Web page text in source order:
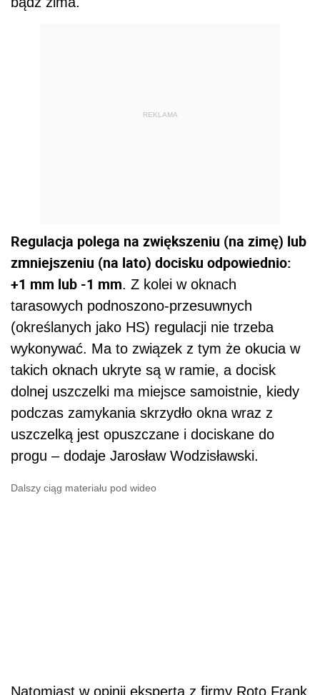
REKLAMA
Regulacja polega na zwiększeniu (na zimę) lub
zmniejszeniu (na lato) docisku odpowiednio:
+1 mm lub -1 mm. Z kolei w oknach
tarasowych podnoszono-przesuwnych
(określanych jako HS) regulacji nie trzeba
wykonywać. Ma to związek z tym że okucia w
takich oknach ukryte są w ramie, a docisk
dolnej uszczelki ma miejsce samoistnie, kiedy
podczas zamykania skrzydło okna wraz z
uszczelką jest opuszczane i dociskane do
progu – dodaje Jarosław Wodzisławski.
Dalszy ciąg materiału pod wideo
Natomiast w opinii eksperta z firmy Roto Frank